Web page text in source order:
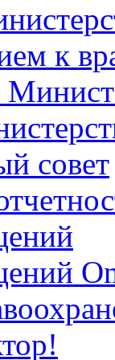
к
совет